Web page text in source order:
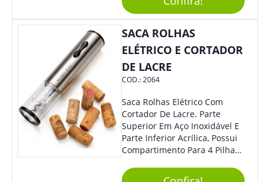
Marca. Dimensões: 1.6 Cm X
14 Cm X 1.6 Cm
SACA ROLHAS
ELÉTRICO E CORTADOR
DE LACRE
COD.:2064
Saca Rolhas Elétrico Com
Cortador De Lacre. Parte
Superior Em Aço Inoxidável E
Parte Inferior Acrílica, Possui
Compartimento Para 4 Pilhas
Acompanha Pilhas) – Contém